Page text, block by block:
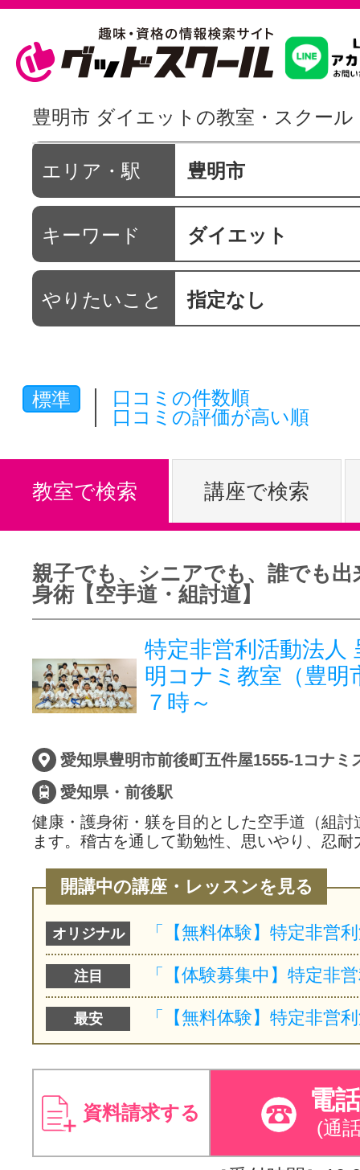
習いたいこ
スクールを
駅・路線か
通信講座を
体験レッス
やりたいこ
特集をみる
グッドスク
掲載のお問
サイトマッ
豊明市 ダイエットの教室・スクール
エリア・駅 豊明市
キーワード ダイエット
やりたいこと 指定なし
標準
口コミの件数順
口コミの評価が高い順
教室で検索 講座で検索
親子でも、シニアでも、誰でも出
身術【空手道・組討道】
特定非営利活動法人
明コナミ教室（豊明
７時～
愛知県・前後駅
健康・護身術・躾を目的とした空手道（組討
ます。稽古を通して勤勉性、思いやり、忍
開講中の講座・レッスンを見る
オリジナル
注目
最安
資料請求する 電
(通